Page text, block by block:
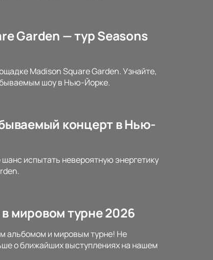
Garden — тур Seasons
Madison Square Garden. Узнайте,
шоу в Нью-Йорке.
концерт в Нью-
испытать невероятную энергетику
мировом турне 2026
альбомом и мировым турне! Не
о ближайших выступлениях на нашем